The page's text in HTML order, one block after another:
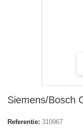
Siemens/Bosch
Referentie: 310967